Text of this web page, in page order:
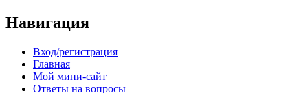
Навигация
Вход/регистрация
Главная
Мой мини-сайт
Ответы на вопросы